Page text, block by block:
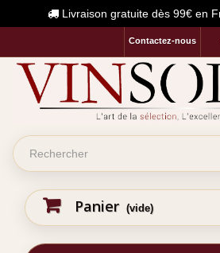
Livraison gratuite dès 99€ en
Contactez-nous
Panier (vide)